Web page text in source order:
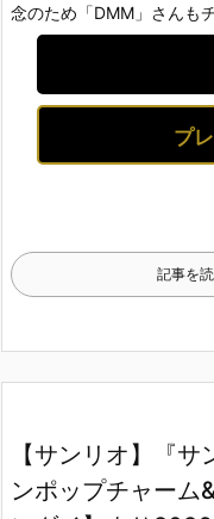
念のため「DMM」さんも
プ
記事を
【サンリオ】『
ンポップチャーム